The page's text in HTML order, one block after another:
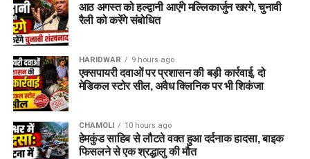
मूल शैक्षिक प्रमाण पत्रएवं उनकी छायाप्रतियां
(Photocopies)
सेवायोजन कार्यालय का पंजीयन कार्ड
पासपोर्ट साइज फोटो
वैध पहचान पत्र
विभाग ने जिले के सभी योग्य एवं इच्छुक युवाओं से अपील की है कि वे समय
पर अपना पंजीकरण कराकर इस रोजगार अवसर का लाभ उठाएं।
आठ अगस्त को हल्द्वानी आएंगे मल्लिकार्जुन खरगे, चुनावी
रैली को करेंगे संबोधित
HARIDWAR 9 hours ago
एक्सपायरी दवाओं पर प्रशासन की बड़ी कार्रवाई, दो
मेडिकल स्टोर सील, अवैध क्लिनिक पर भी शिकंजा
CHAMOLI 10 hours ago
हेमकुंड साहिब से लौटते वक्त हुआ दर्दनाक हादसा, बाइक
फिसलने से एक श्रद्धालु की मौत